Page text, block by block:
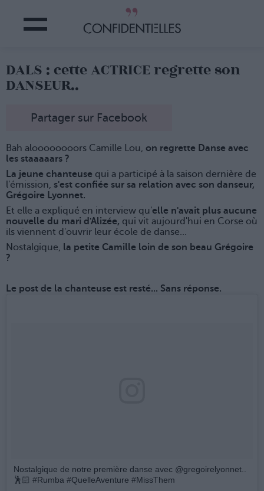
DALS : cette ACTRICE regrette son
DANSEUR..
Partager sur Facebook
Bah aloooooooors Camille Lou, on regrette Danse avec
les staaaaars ?
La jeune chanteuse qui a participé à la saison dernière de
l'émission, s'est confiée sur sa relation avec son danseur,
Grégoire Lyonnet.
Et elle a expliqué en interview qu'elle n'avait plus aucune
nouvelle du mari d'Alizée, qui vit aujourd'hui en Corse où
ils viennent d'ouvrir leur école de danse...
Nostalgique, la petite Camille loin de son beau Grégoire
?
Le post de la chanteuse est resté... Sans réponse.
Nostalgique de notre première danse avec @gregoirelyonnet..
🕺🏻 #Rumba #QuelleAventure #MissThem